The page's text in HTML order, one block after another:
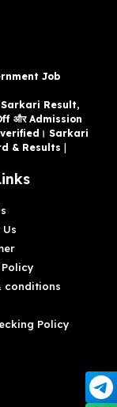
Job
Sarkari Result,
और Admission
verified। Sarkari
& Results
conditions
Policy